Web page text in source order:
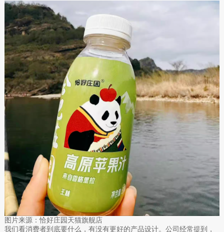
图片来源：恰好庄园天猫旗舰店
我们看消费者到底要什么，有没有更好的产品设计。公司经常提到，